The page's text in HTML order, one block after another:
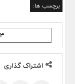
برچسب ها:
اشتراک گذاری